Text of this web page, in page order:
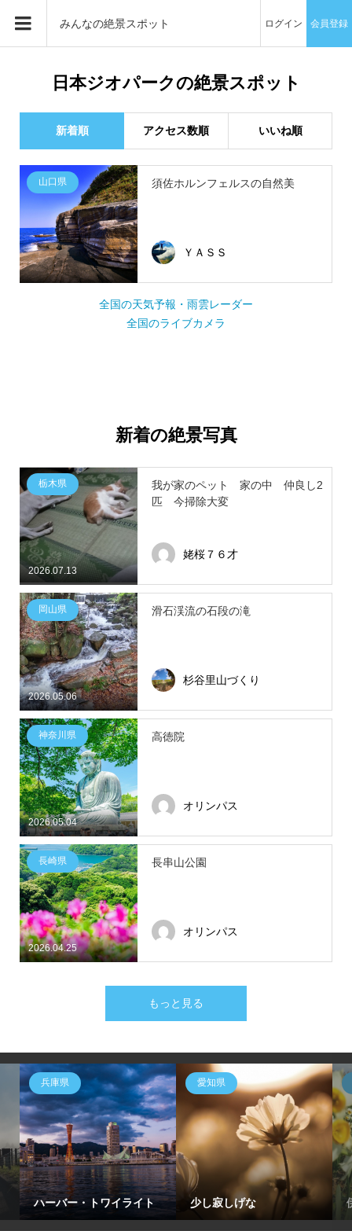
みんなの絶景スポット ログイン 会員登録
日本ジオパークの絶景スポット
新着順 アクセス数順 いいね順
山口県 須佐ホルンフェルスの自然美
ＹＡＳＳ
全国の天気予報・雨雲レーダー
全国のライブカメラ
新着の絶景写真
2026.07.13
栃木県
我が家のペット 家の中 仲良し2
匹 今掃除大変
姥桜７６才
2026.05.06
岡山県 滑石渓流の石段の滝
杉谷里山づくり
2026.05.04
神奈川県 高徳院
オリンパス
2026.04.25
長崎県 長串山公園
オリンパス
もっと見る
兵庫県
ハーバー・トワイライト
愛知県
少し寂しげな